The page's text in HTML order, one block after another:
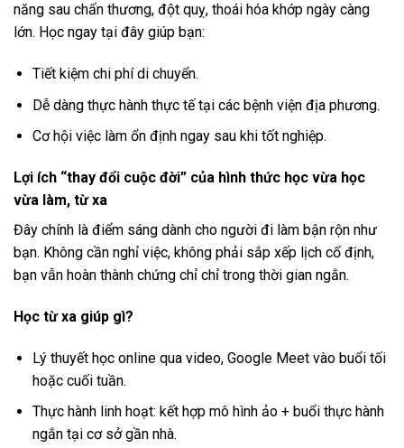
năng sau chấn thương, đột quỵ, thoái hóa khớp ngày càng
lớn. Học ngay tại đây giúp bạn:
Tiết kiệm chi phí di chuyển.
Dễ dàng thực hành thực tế tại các bệnh viện địa phương.
Cơ hội việc làm ổn định ngay sau khi tốt nghiệp.
Lợi ích “thay đổi cuộc đời” của hình thức học vừa học
vừa làm, từ xa
Đây chính là điểm sáng dành cho người đi làm bận rộn như
bạn. Không cần nghỉ việc, không phải sắp xếp lịch cố định,
bạn vẫn hoàn thành chứng chỉ chỉ trong thời gian ngắn.
Học từ xa giúp gì?
Lý thuyết học online qua video, Google Meet vào buổi tối
hoặc cuối tuần.
Thực hành linh hoạt: kết hợp mô hình ảo + buổi thực hành
ngắn tại cơ sở gần nhà.